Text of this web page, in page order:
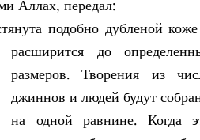
Аллах, передал:
подобно дубленой
расширится до определе
размеров. Творения из
джиннов и людей будут
на одной равнине. Когда